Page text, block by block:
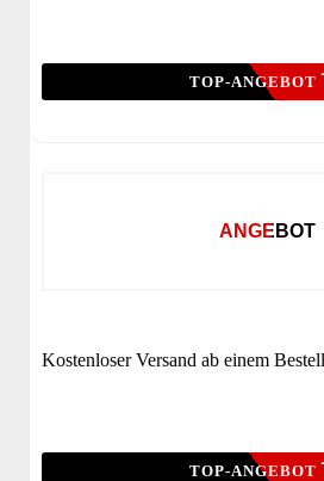
TOP-ANGEBOT
ANGEBOT
Kostenloser Versand ab einem
TOP-ANGEBOT